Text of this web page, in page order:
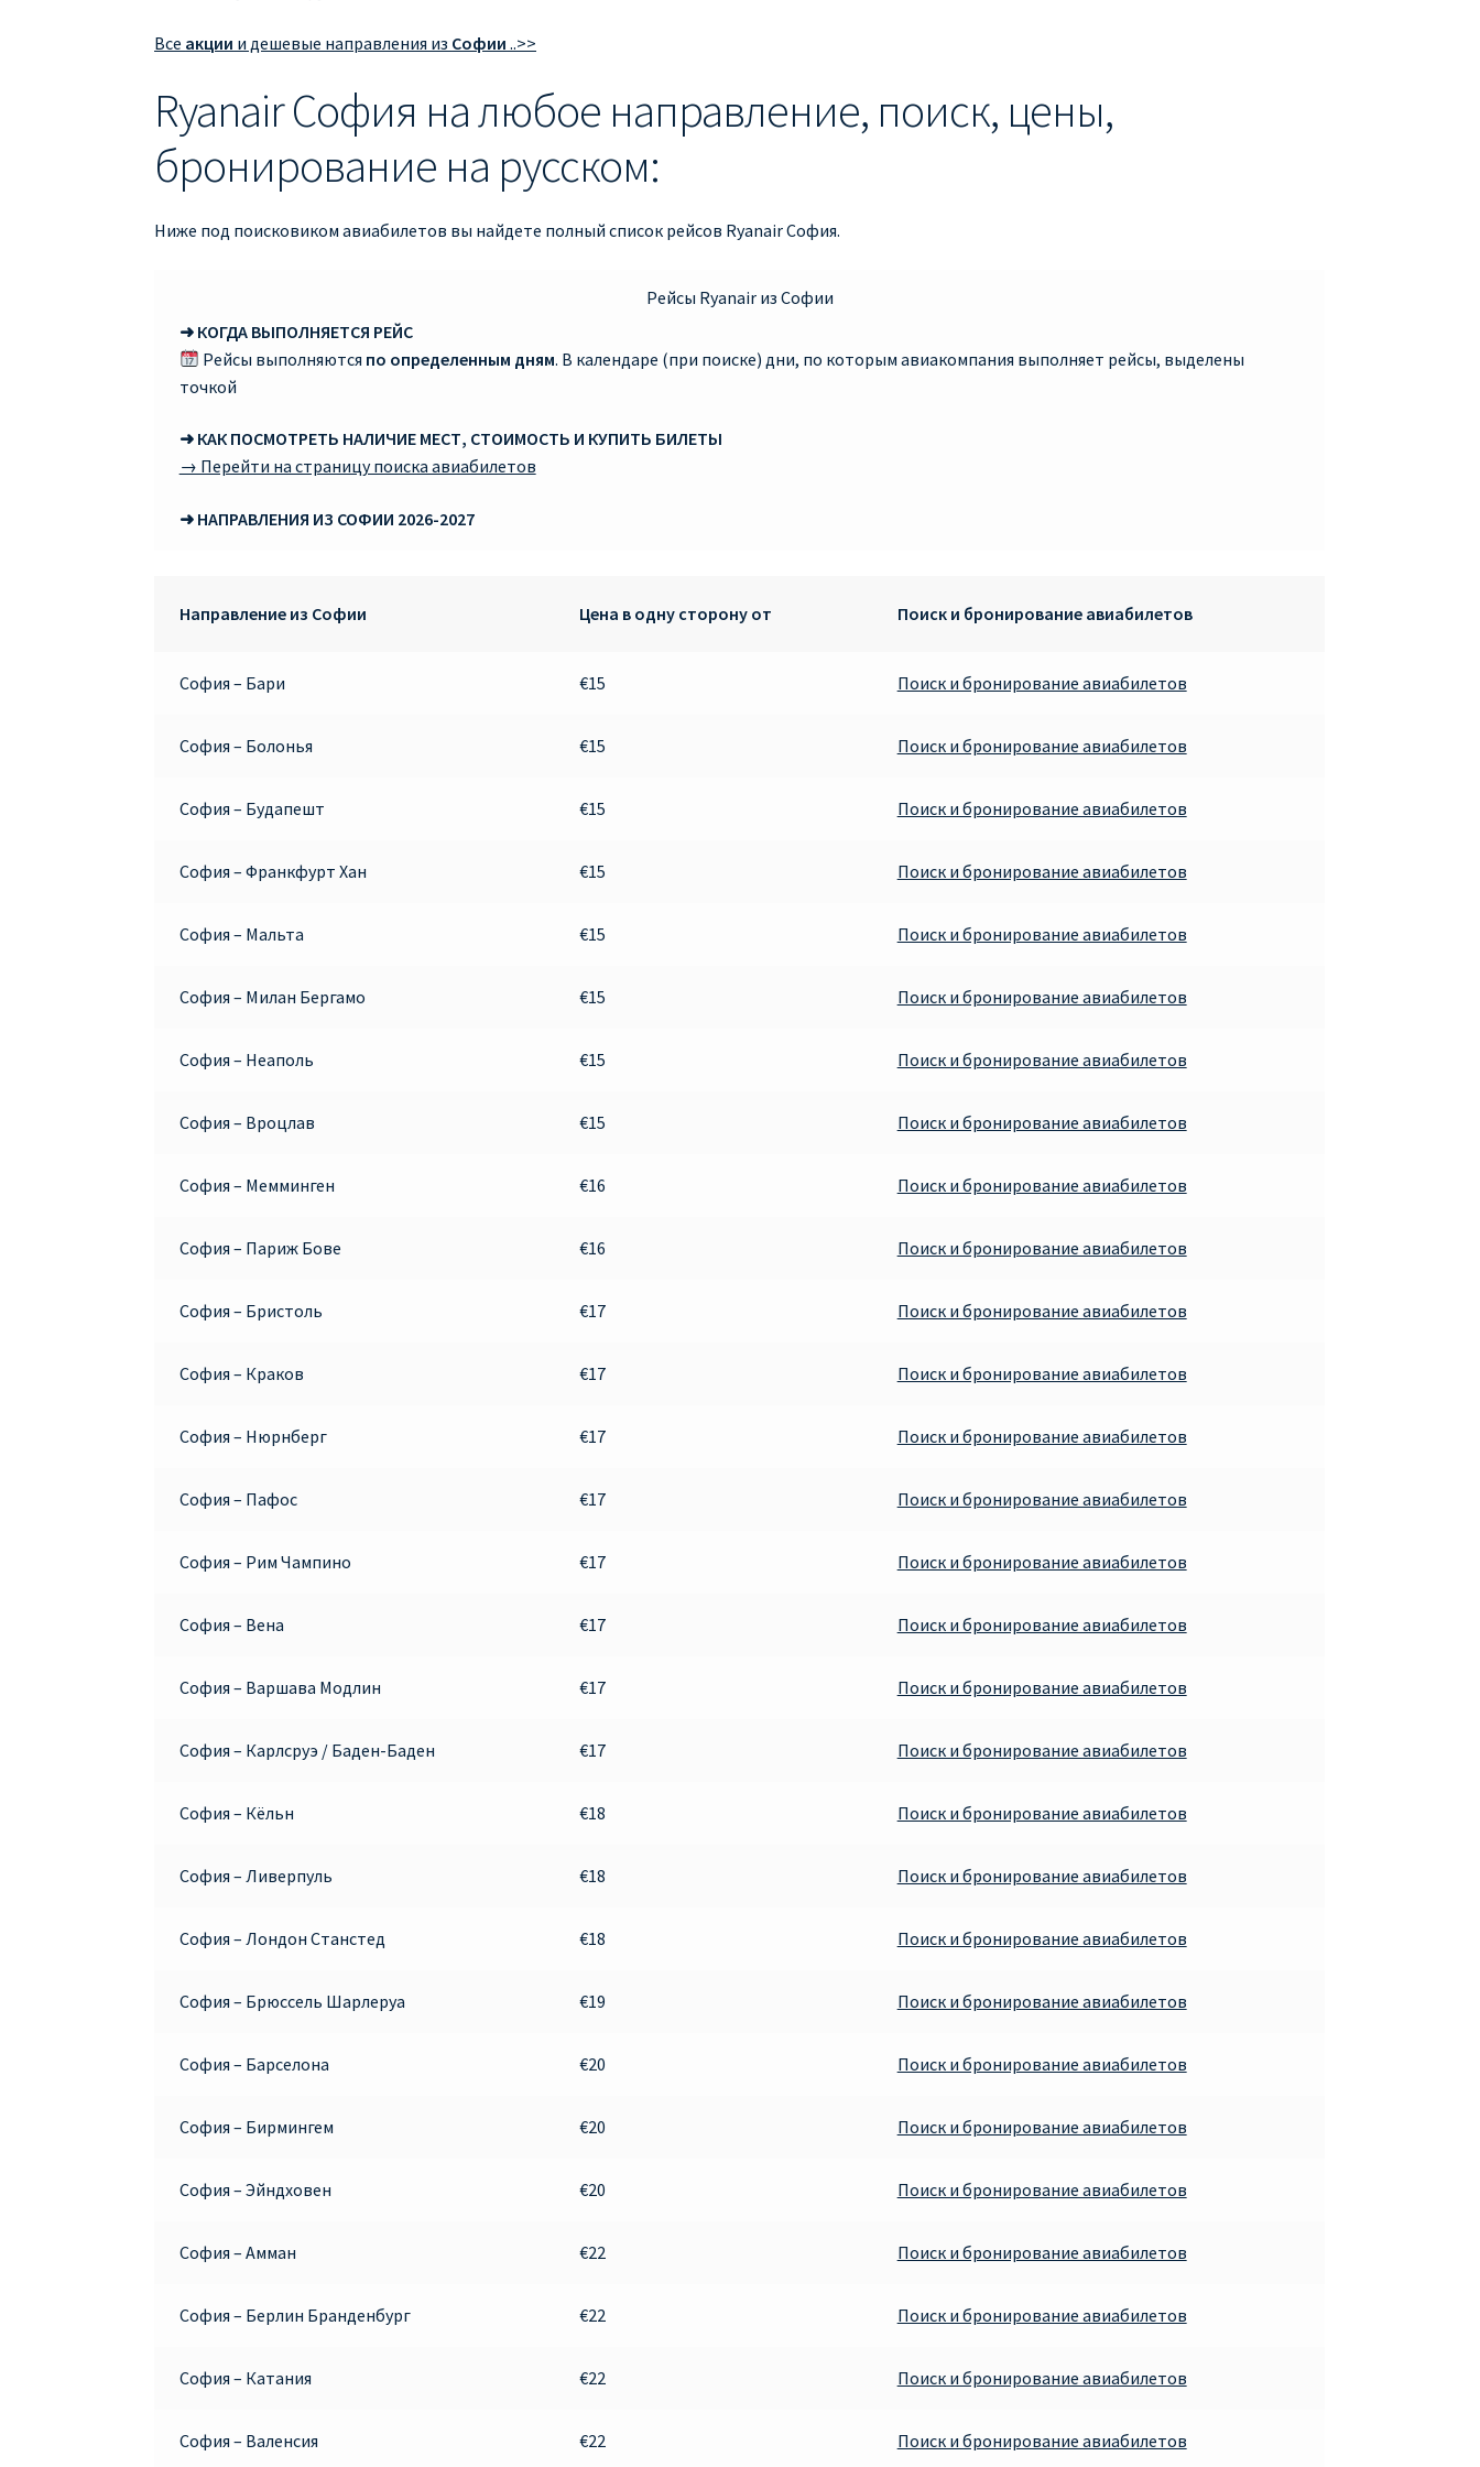
Все акции и дешевые направления из Софии ..>>
Ryanair София на любое направление, поиск, цены,
бронирование на русском:
Ниже под поисковиком авиабилетов вы найдете полный список рейсов Ryanair София.
Рейсы Ryanair из Софии
➜ КОГДА ВЫПОЛНЯЕТСЯ РЕЙС
Рейсы выполняются по определенным дням. В календаре (при поиске) дни, по которым авиакомпания выполняет рейсы, выделены
точкой
➜ КАК ПОСМОТРЕТЬ НАЛИЧИЕ МЕСТ, СТОИМОСТЬ И КУПИТЬ БИЛЕТЫ
→ Перейти на страницу поиска авиабилетов
➜ НАПРАВЛЕНИЯ ИЗ СОФИИ 2026-2027
Направление из Софии Цена в одну сторону от Поиск и бронирование авиабилетов
София – Бари €15 Поиск и бронирование авиабилетов
София – Болонья €15 Поиск и бронирование авиабилетов
София – Будапешт €15 Поиск и бронирование авиабилетов
София – Франкфурт Хан €15 Поиск и бронирование авиабилетов
София – Мальта €15 Поиск и бронирование авиабилетов
София – Милан Бергамо €15 Поиск и бронирование авиабилетов
София – Неаполь €15 Поиск и бронирование авиабилетов
София – Вроцлав €15 Поиск и бронирование авиабилетов
София – Мемминген €16 Поиск и бронирование авиабилетов
София – Париж Бове €16 Поиск и бронирование авиабилетов
София – Бристоль €17 Поиск и бронирование авиабилетов
София – Краков €17 Поиск и бронирование авиабилетов
София – Нюрнберг €17 Поиск и бронирование авиабилетов
София – Пафос €17 Поиск и бронирование авиабилетов
София – Рим Чампино €17 Поиск и бронирование авиабилетов
София – Вена €17 Поиск и бронирование авиабилетов
София – Варшава Модлин €17 Поиск и бронирование авиабилетов
София – Карлсруэ / Баден-Баден €17 Поиск и бронирование авиабилетов
София – Кёльн €18 Поиск и бронирование авиабилетов
София – Ливерпуль €18 Поиск и бронирование авиабилетов
София – Лондон Станстед €18 Поиск и бронирование авиабилетов
София – Брюссель Шарлеруа €19 Поиск и бронирование авиабилетов
София – Барселона €20 Поиск и бронирование авиабилетов
София – Бирмингем €20 Поиск и бронирование авиабилетов
София – Эйндховен €20 Поиск и бронирование авиабилетов
София – Амман €22 Поиск и бронирование авиабилетов
София – Берлин Бранденбург €22 Поиск и бронирование авиабилетов
София – Катания €22 Поиск и бронирование авиабилетов
София – Валенсия €22 Поиск и бронирование авиабилетов